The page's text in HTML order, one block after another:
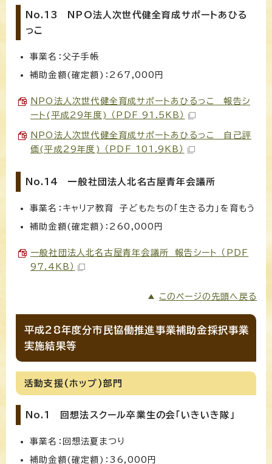
No.13 NPO法人次世代健全育成サポートあひる
っこ
事業名：父子手帳
補助金額(確定額)：267,000円
NPO法人次世代健全育成サポートあひるっこ 報告シ
ート(平成29年度) （PDF 91.5KB）
NPO法人次世代健全育成サポートあひるっこ 自己評
価(平成29年度) （PDF 101.9KB）
No.14 一般社団法人北名古屋青年会議所
事業名：キャリア教育 子どもたちの「生きる力」を育もう
補助金額(確定額)：260,000円
一般社団法人北名古屋青年会議所 報告シート （PDF
97.4KB）
このページの先頭へ戻る
平成28年度分市民協働推進事業補助金採択事業
実施結果等
活動支援(ホップ)部門
No.1 回想法スクール卒業生の会「いきいき隊」
事業名：回想法夏まつり
補助金額(確定額)：36,000円